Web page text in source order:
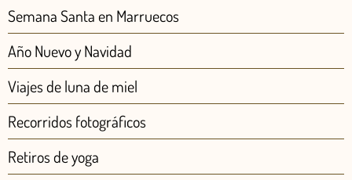
Semana Santa en Marruecos
Año Nuevo y Navidad
Viajes de luna de miel
Recorridos fotográficos
Retiros de yoga